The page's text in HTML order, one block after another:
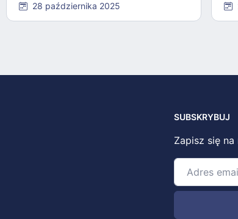
28 października 2025
SUBSKRYBUJ
Zapisz się